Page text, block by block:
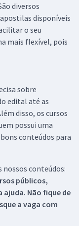
diversos
disponíveis
o seu
mais flexível, pois
sobre
edital até as
disso, os cursos
possui uma
conteúdos para
nossos conteúdos:
públicos,
ajuda. Não fique de
a vaga com